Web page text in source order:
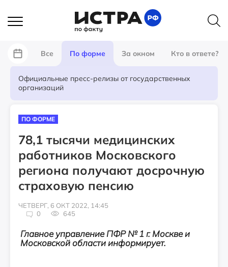
Все По форме За окном Кто в ответе?
Официальные пресс-релизы от государственных
организаций
ПО ФОРМЕ
78,1 тысячи медицинских
работников Московского
региона получают досрочную
страховую пенсию
ЧЕТВЕРГ, 6 ОКТ 2022, 14:45
0
645
Главное управление ПФР № 1 г. Москве и
Московской области информирует.